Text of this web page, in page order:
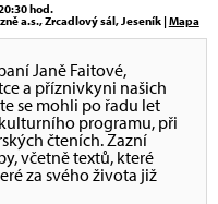
hod.
a.s., Zrcadlový sál, Jeseník |Mapa
Janě Faitové,
a příznivkyni našich
se mohli po řadu let
programu, při
čteních. Zazní
včetně textů, které
za svého života již